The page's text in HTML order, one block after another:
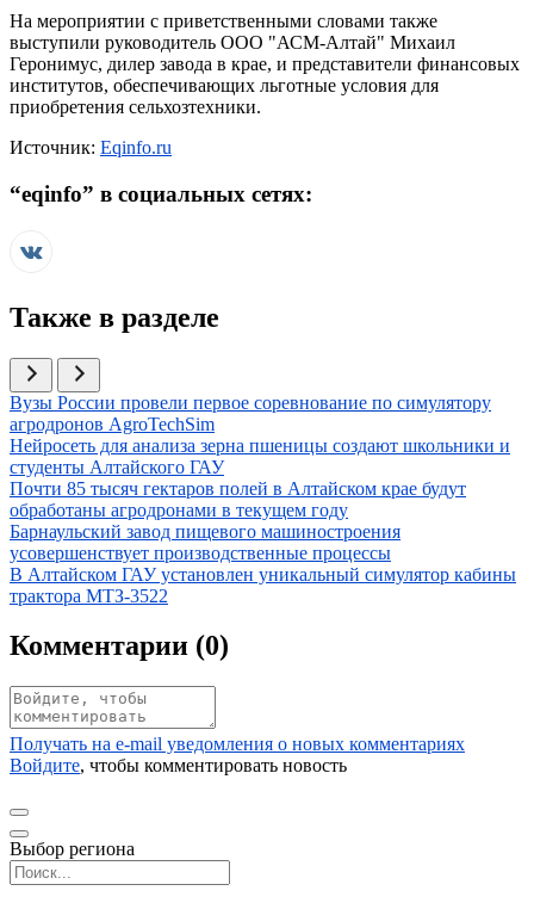
На мероприятии с приветственными словами также
выступили руководитель ООО "АСМ-Алтай" Михаил
Геронимус, дилер завода в крае, и представители финансовых
институтов, обеспечивающих льготные условия для
приобретения сельхозтехники.
Источник: Eqinfo.ru
“eqinfo” в социальных сетях:
Также в разделе
Иллюстрация новости
Вузы России провели первое соревнование по симулятору
агродронов AgroTechSim
Иллюстрация новости
Нейросеть для анализа зерна пшеницы создают школьники и
студенты Алтайского ГАУ
Иллюстрация новости
Почти 85 тысяч гектаров полей в Алтайском крае будут
обработаны агродронами в текущем году
Иллюстрация новости
Барнаульский завод пищевого машиностроения
усовершенствует производственные процессы
Иллюстрация новости
В Алтайском ГАУ установлен уникальный симулятор кабины
трактора МТЗ-3522
Комментарии (0)
Получать на e‑mail уведомления о новых комментариях
Войдите, чтобы комментировать новость
Выбор региона